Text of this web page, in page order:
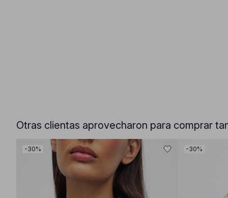
Otras clientas aprovecharon para comprar
-30% -30%